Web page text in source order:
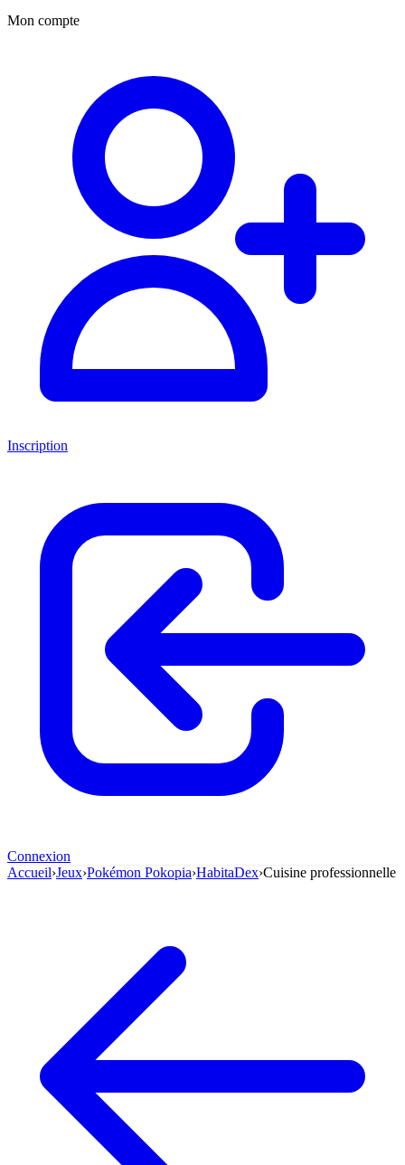
Mon compte
Inscription
Connexion
Accueil›Jeux›Pokémon Pokopia›HabitaDex›Cuisine professionnelle